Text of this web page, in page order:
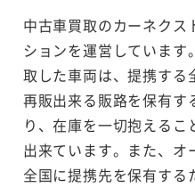
中古車買取のカーネクス
ションを運営していま
取した車両は、提携す
再販出来る販路を保有す
り、在庫を一切抱える
出来ています。また、オ
全国に提携先を保有する